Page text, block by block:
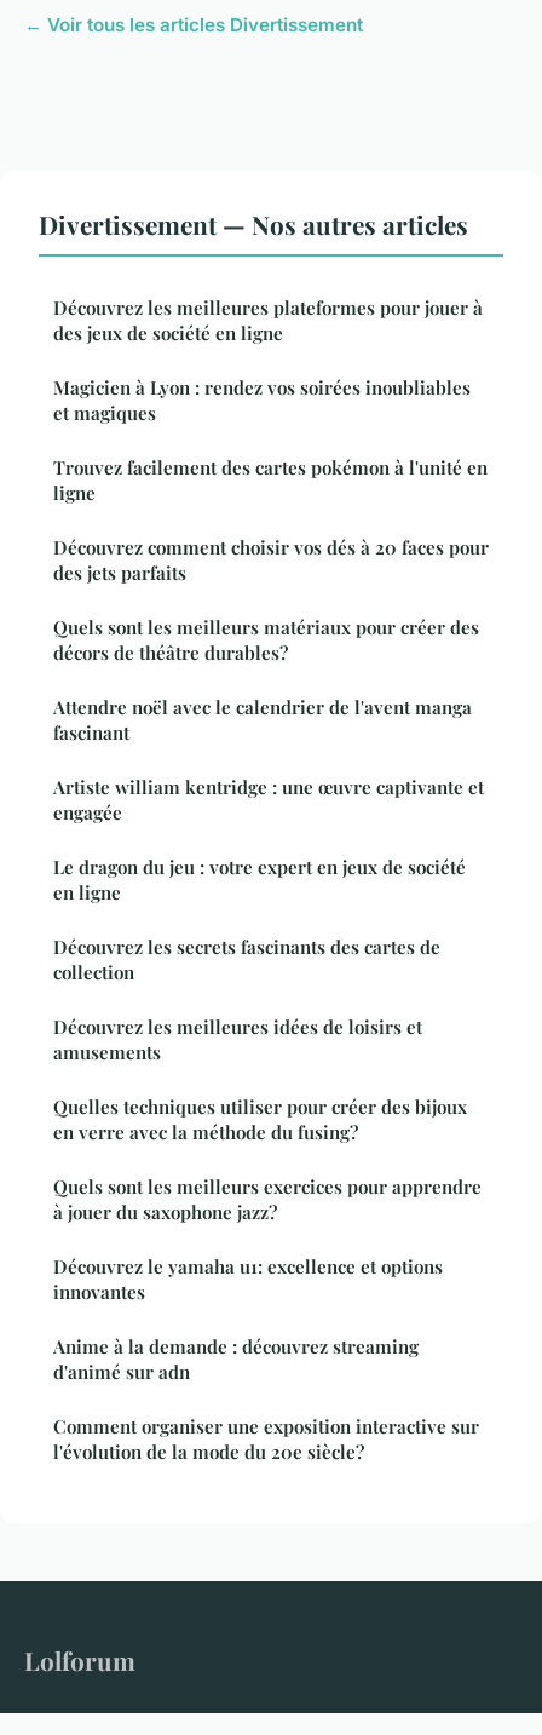
← Voir tous les articles Divertissement
Divertissement — Nos autres articles
Découvrez les meilleures plateformes pour jouer à
des jeux de société en ligne
Magicien à Lyon : rendez vos soirées inoubliables
et magiques
Trouvez facilement des cartes pokémon à l'unité en
ligne
Découvrez comment choisir vos dés à 20 faces pour
des jets parfaits
Quels sont les meilleurs matériaux pour créer des
décors de théâtre durables?
Attendre noël avec le calendrier de l'avent manga
fascinant
Artiste william kentridge : une œuvre captivante et
engagée
Le dragon du jeu : votre expert en jeux de société
en ligne
Découvrez les secrets fascinants des cartes de
collection
Découvrez les meilleures idées de loisirs et
amusements
Quelles techniques utiliser pour créer des bijoux
en verre avec la méthode du fusing?
Quels sont les meilleurs exercices pour apprendre
à jouer du saxophone jazz?
Découvrez le yamaha u1: excellence et options
innovantes
Anime à la demande : découvrez streaming
d'animé sur adn
Comment organiser une exposition interactive sur
l'évolution de la mode du 20e siècle?
Lolforum